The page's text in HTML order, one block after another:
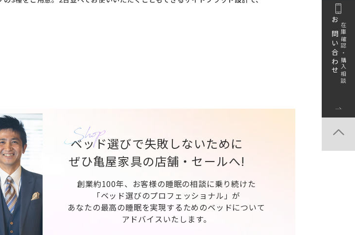
ベッド選びで失敗しないために
ぜひ亀屋家具の店舗・セールへ!
創業約100年、お客様の睡眠の相談に乗り続けた
「ベッド選びのプロフェッショナル」が
あなたの最高の睡眠を実現するためのベッドについて
アドバイスいたします。
お問い合わせ在庫確認・購入相談